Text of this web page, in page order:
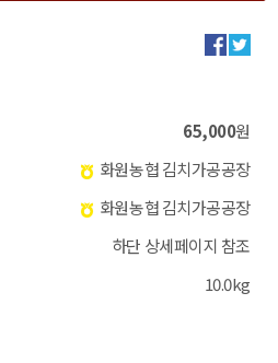
65,000원
화원농협 김치가공공장
화원농협 김치가공공장
하단 상세페이지 참조
10.0kg